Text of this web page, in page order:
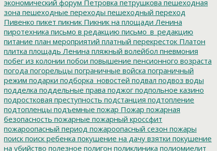
экономический форум Петровка петрушкова пешеходная
зона пешеходные переходы пешеходный переход
Пивенко пикет пикник Пикник на площади Ленина
пиротехника письмо в редакцию письмо_в_редакцию
питание план мероприятий платный перекресток Платон
плитка площадь Ленина пляжный волейбол пневмония
побег из колонии побои повышение пенсионного возраста
погода погорельцы пограничные войска пограничный
режим подарки подборка_новостей подвал подвоз воды
подделка поддельные права поджог подпольное казино
подростковая преступность подстанция подтопление
подтопленцы подъемные пожар Пожар пожарная
безопасность пожарные пожарный кроссфит
пожароопасный период пожароопасный сезон пожары
поиск поиск ребенка покушение на дачу взятки покушение
на убийство полезное полигон поликлиника полиомиелит